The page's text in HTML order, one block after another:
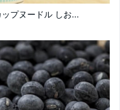
プヌードル しお...